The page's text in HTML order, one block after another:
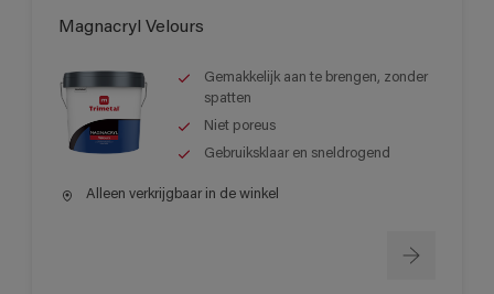
Magnacryl Velours
Gemakkelijk aan te brengen, zonder
spatten
Niet poreus
Gebruiksklaar en sneldrogend
Alleen verkrijgbaar in de winkel